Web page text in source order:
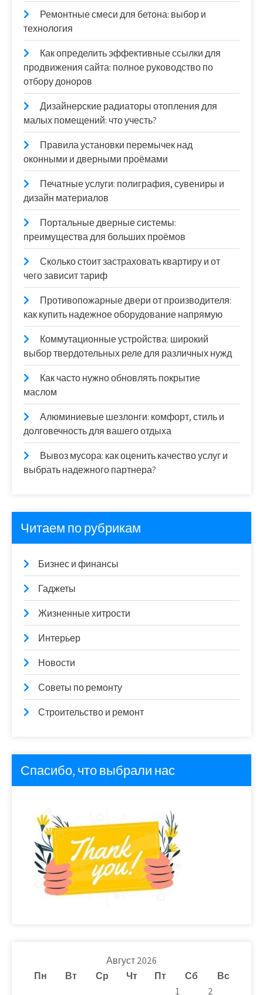
Ремонтные смеси для бетона: выбор и
технология
Как определить эффективные ссылки для
продвижения сайта: полное руководство по
отбору доноров
Дизайнерские радиаторы отопления для
малых помещений: что учесть?
Правила установки перемычек над
оконными и дверными проёмами
Печатные услуги: полиграфия, сувениры и
дизайн материалов
Портальные дверные системы:
преимущества для больших проёмов
Сколько стоит застраховать квартиру и от
чего зависит тариф
Противопожарные двери от производителя:
как купить надежное оборудование напрямую
Коммутационные устройства: широкий
выбор твердотельных реле для различных нужд
Как часто нужно обновлять покрытие
маслом
Алюминиевые шезлонги: комфорт, стиль и
долговечность для вашего отдыха
Вывоз мусора: как оценить качество услуг и
выбрать надежного партнера?
Читаем по рубрикам
Бизнес и финансы
Гаджеты
Жизненные хитрости
Интерьер
Новости
Советы по ремонту
Строительство и ремонт
Спасибо, что выбрали нас
Август 2026
Пн
Вт Ср Чт Пт Сб
Вс
1
2